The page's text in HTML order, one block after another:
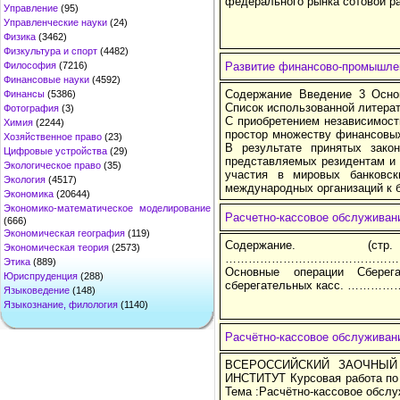
Управление (95)
Управленческие науки (24)
Физика (3462)
Физкультура и спорт (4482)
Философия (7216)
Финансовые науки (4592)
Финансы (5386)
Фотография (3)
Химия (2244)
Хозяйственное право (23)
Цифровые устройства (29)
Экологическое право (35)
Экология (4517)
Экономика (20644)
Экономико-математическое моделирование
(666)
Экономическая география (119)
Экономическая теория (2573)
Этика (889)
Юриспруденция (288)
Языковедение (148)
Языкознание, филология (1140)
Развитие финансово-
Содержание Введение 3
Список использованной
С приобретением
простор множеству
В результате принятых
представляемых резидентам
участия в мировых
международных организаций к
Расчетно-кассовое
Содержание.
Основные операции
сберегательных касс.
Расчётно-кассовое
ВСЕРОССИЙСКИЙ
ИНСТИТУТ Курсовая работа
Тема :Расчётно-кассовое